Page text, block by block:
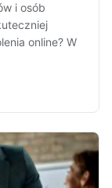
i osób
online? W